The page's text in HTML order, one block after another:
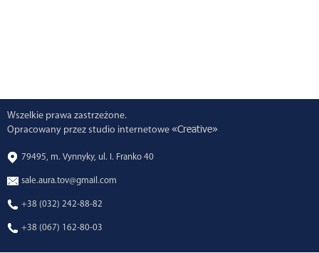
Wszelkie prawa zastrzeżone.
Opracowany przez studio internetowe «Creative»
79495, m. Vynnyky, ul. I. Franko 40
sale.aura.tov@gmail.com
+38 (032) 242-88-82
+38 (067) 162-80-03